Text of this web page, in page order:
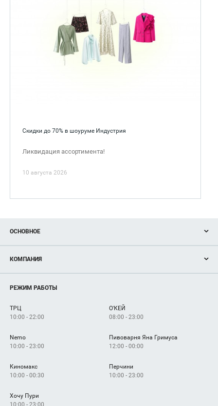
Скидки до 70% в шоуруме Индустрия
Ликвидация ассортимента!
10 августа 2026
ОСНОВНОЕ
Новости
Магазины
Услуги
КОМПАНИЯ
Рекламодателям
Как добраться
РЕЖИМ РАБОТЫ
ТРЦ
10:00 - 22:00
О'КЕЙ
08:00 - 23:00
Nemo
10:00 - 23:00
Пивоварня Яна Гримуса
12:00 - 00:00
Киномакс
10:00 - 00:30
Перчини
10:00 - 23:00
Хочу Пури
10:00 - 23:00